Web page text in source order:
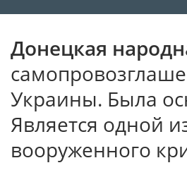
Донецкая
Украины. Была
Является одной
вооруженного